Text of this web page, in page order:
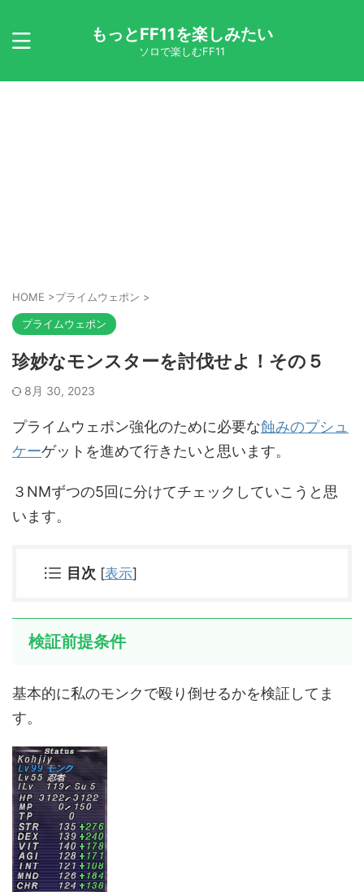
もっとFF11を楽しみたい
ソロで楽しむFF11
HOME >プライムウェポン >
プライムウェポン
珍妙なモンスターを討伐せよ！その５
8月 30, 2023
プライムウェポン強化のために必要な蝕みのプシュ
ケーゲットを進めて行きたいと思います。
３NMずつの5回に分けてチェックしていこうと思
います。
目次 [表示]
検証前提条件
基本的に私のモンクで殴り倒せるかを検証してま
す。